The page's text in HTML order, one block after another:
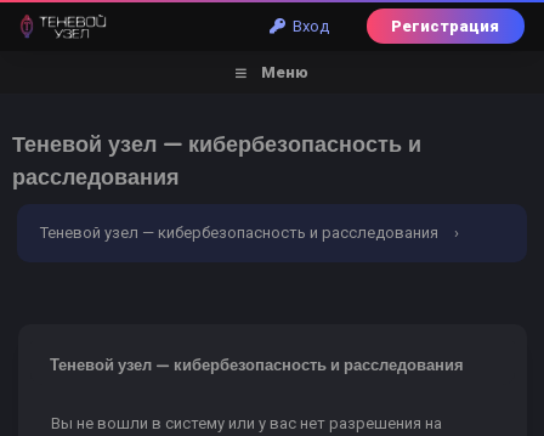
Вход Регистрация
Меню
Теневой узел — кибербезопасность и
расследования
Теневой узел — кибербезопасность и расследования ›
Теневой узел — кибербезопасность и расследования
Вы не вошли в систему или у вас нет разрешения на